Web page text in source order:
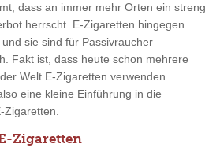
dass an immer mehr Orten ein streng
herrscht. E-Zigaretten hingegen
sie sind für Passivraucher
Fakt ist, dass heute schon mehrere
Welt E-Zigaretten verwenden.
eine kleine Einführung in die
Zigaretten.
Zigaretten